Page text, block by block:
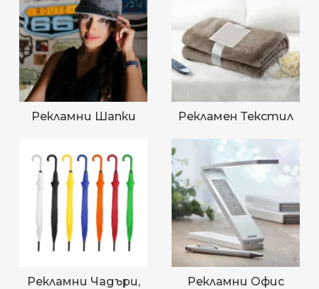
Рекламни Шапки Рекламен Текстил
Рекламни Чадъри,
Рекламни Офис